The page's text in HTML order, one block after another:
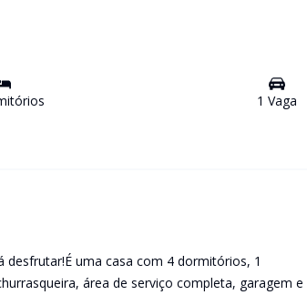
s 1 Vaga
desfrutar!É uma casa com 4 dormitórios, 1
área de serviço completa, garagem e